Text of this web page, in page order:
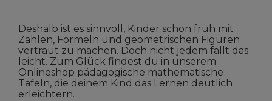
Deshalb ist es sinnvoll, Kinder schon früh mit
Zahlen, Formeln und geometrischen Figuren
vertraut zu machen. Doch nicht jedem fällt das
leicht. Zum Glück findest du in unserem
Onlineshop pädagogische mathematische
Tafeln, die deinem Kind das Lernen deutlich
erleichtern.